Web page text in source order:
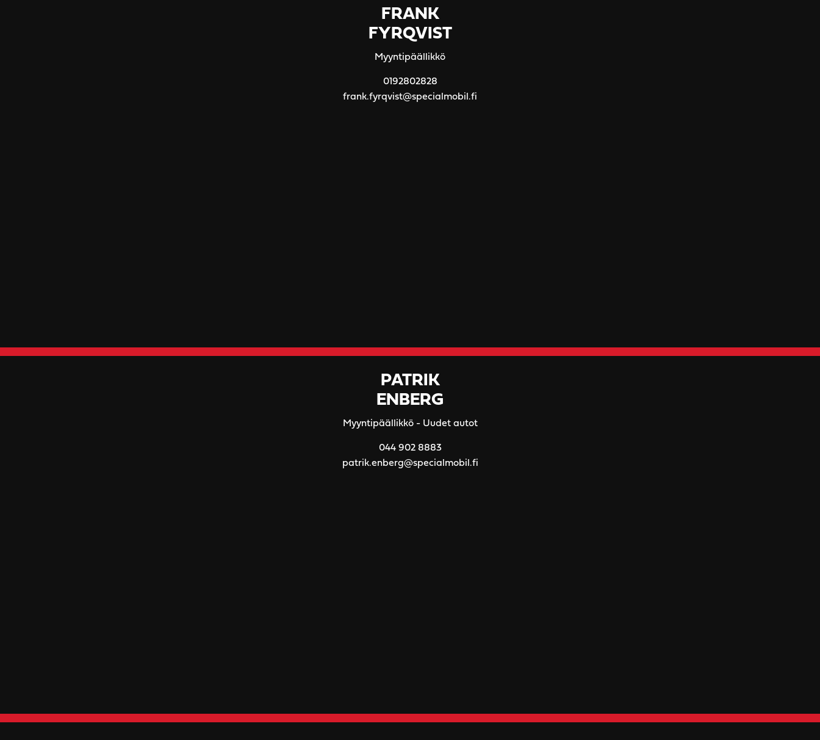
FRANK
FYRQVIST
Myyntipäällikkö
0192802828
frank.fyrqvist@specialmobil.fi
PATRIK
ENBERG
Myyntipäällikkö - Uudet autot
044 902 8883
patrik.enberg@specialmobil.fi